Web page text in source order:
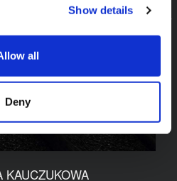
Show details
all
Deny
KAUCZUKOWA